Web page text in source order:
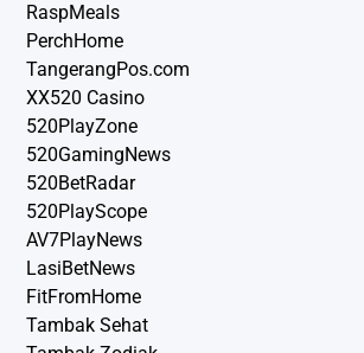
RaspMeals
PerchHome
TangerangPos.com
XX520 Casino
520PlayZone
520GamingNews
520BetRadar
520PlayScope
AV7PlayNews
LasiBetNews
FitFromHome
Tambak Sehat